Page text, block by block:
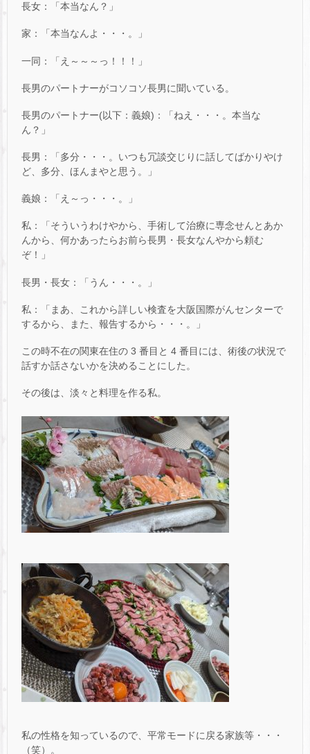
長女：「本当なん？」
家：「本当なんよ・・・。」
一同：「え～～～っ！！！」
長男のパートナーがコソコソ長男に聞いている。
長男のパートナー(以下：義娘)：「ねえ・・・。本当な
ん？」
長男：「多分・・・。いつも冗談交じりに話してばかりやけ
ど、多分、ほんまやと思う。」
義娘：「え～っ・・・。」
私：「そういうわけやから、手術して治療に専念せんとあか
んから、何かあったらお前ら長男・長女なんやから頼む
ぞ！」
長男・長女：「うん・・・。」
私：「まあ、これから詳しい検査を大阪国際がんセンターで
するから、また、報告するから・・・。」
この時不在の関東在住の 3 番目と 4 番目には、術後の状況で
話すか話さないかを決めることにした。
その後は、淡々と料理を作る私。
私の性格を知っているので、平常モードに戻る家族等・・・
（笑）。